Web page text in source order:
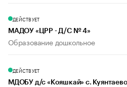
ДЕЙСТВУЕТ
МАДОУ «ЦРР - Д/С № 4»
Образование дошкольное
ДЕЙСТВУЕТ
МДОБУ д/с «Кояшкай» с.